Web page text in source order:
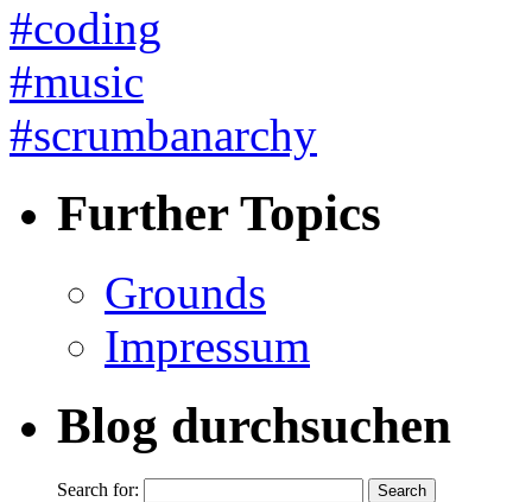
#coding
#music
#scrumbanarchy
Further Topics
Grounds
Impressum
Blog durchsuchen
Search for: